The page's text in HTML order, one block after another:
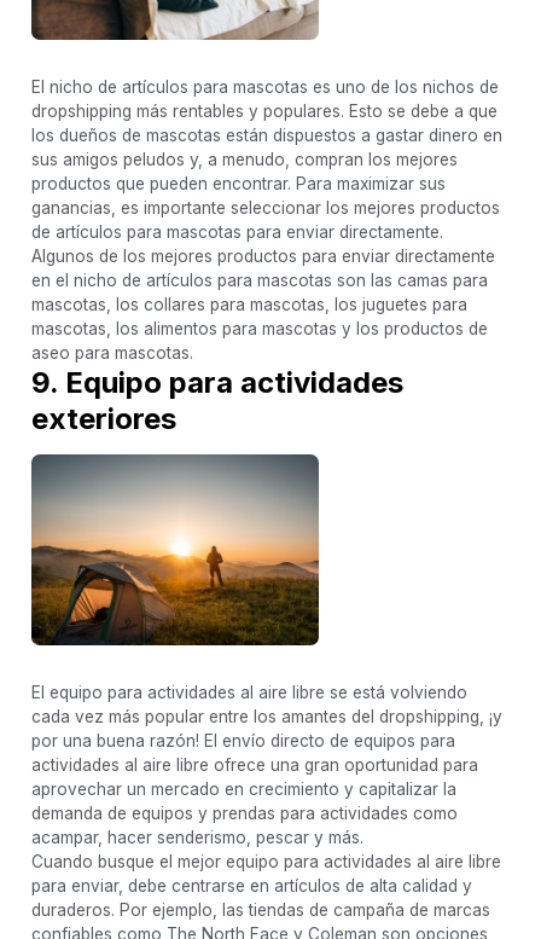
El nicho de artículos para mascotas es uno de los nichos de
dropshipping más rentables y populares. Esto se debe a que
los dueños de mascotas están dispuestos a gastar dinero en
sus amigos peludos y, a menudo, compran los mejores
productos que pueden encontrar. Para maximizar sus
ganancias, es importante seleccionar los mejores productos
de artículos para mascotas para enviar directamente.
Algunos de los mejores productos para enviar directamente
en el nicho de artículos para mascotas son las camas para
mascotas, los collares para mascotas, los juguetes para
mascotas, los alimentos para mascotas y los productos de
aseo para mascotas.
9. Equipo para actividades
exteriores
El equipo para actividades al aire libre se está volviendo
cada vez más popular entre los amantes del dropshipping, ¡y
por una buena razón! El envío directo de equipos para
actividades al aire libre ofrece una gran oportunidad para
aprovechar un mercado en crecimiento y capitalizar la
demanda de equipos y prendas para actividades como
acampar, hacer senderismo, pescar y más.
Cuando busque el mejor equipo para actividades al aire libre
para enviar, debe centrarse en artículos de alta calidad y
duraderos. Por ejemplo, las tiendas de campaña de marcas
confiables como The North Face y Coleman son opciones